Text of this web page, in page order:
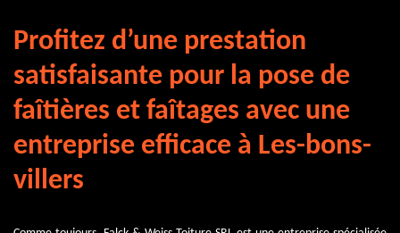
Profitez d’une prestation
satisfaisante pour la pose de
faîtières et faîtages avec une
entreprise efficace à Les-bons-
villers